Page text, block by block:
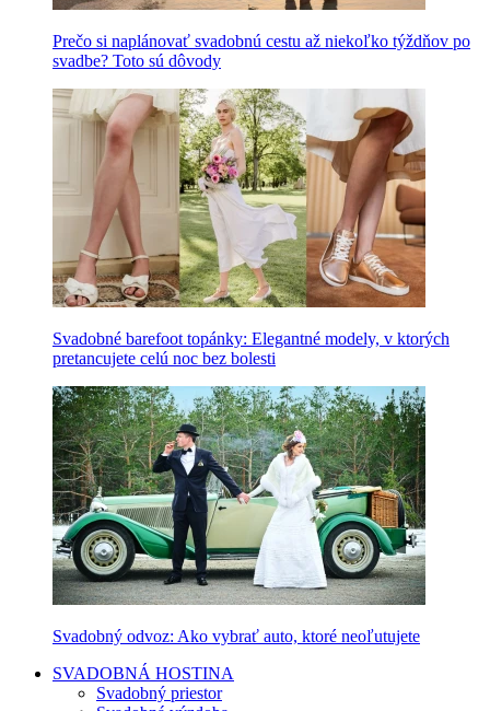
Prečo si naplánovať svadobnú cestu až niekoľko týždňov po
svadbe? Toto sú dôvody
Svadobné barefoot topánky: Elegantné modely, v ktorých
pretancujete celú noc bez bolesti
Svadobný odvoz: Ako vybrať auto, ktoré neoľutujete
SVADOBNÁ HOSTINA
Svadobný priestor